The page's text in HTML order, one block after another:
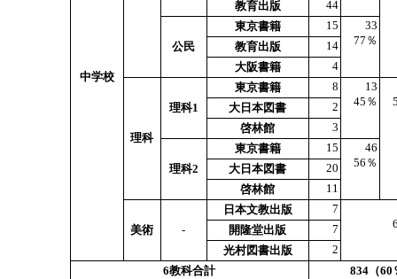
中学校
教育出版
44
公民
東京書籍 15
33
77％
教育出版
14
大阪書籍
4
理科
理科1
東京書籍 8
13
45％
大日本図書
2
啓林館
3
理科2
東京書籍 15
46
56％
大日本図書
20
啓林館
11
美術 -
日本文教出版
7
開隆堂出版
7
光村図書出版
2
6教科合計
834（60